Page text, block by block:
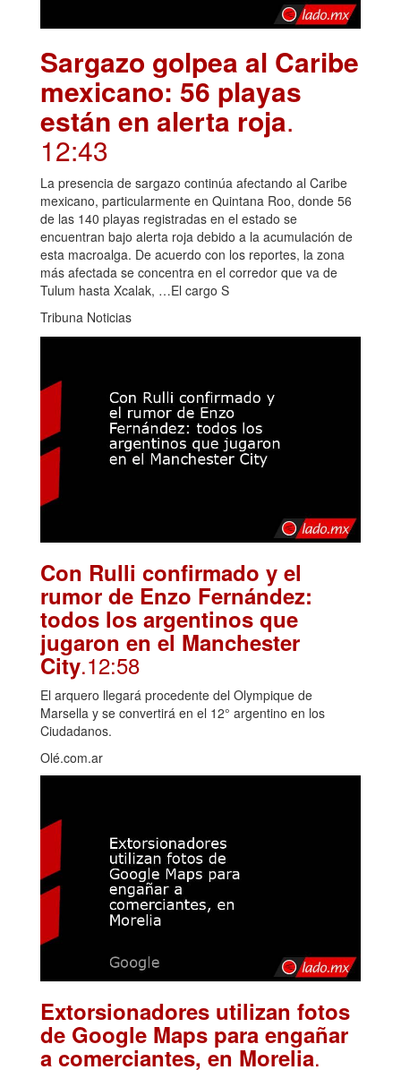
Sargazo golpea al Caribe
mexicano: 56 playas
están en alerta roja.
12:43
La presencia de sargazo continúa afectando al Caribe
mexicano, particularmente en Quintana Roo, donde 56
de las 140 playas registradas en el estado se
encuentran bajo alerta roja debido a la acumulación de
esta macroalga. De acuerdo con los reportes, la zona
más afectada se concentra en el corredor que va de
Tulum hasta Xcalak, …El cargo S
Tribuna Noticias
Con Rulli confirmado y el
rumor de Enzo Fernández:
todos los argentinos que
jugaron en el Manchester
City.12:58
El arquero llegará procedente del Olympique de
Marsella y se convertirá en el 12° argentino en los
Ciudadanos.
Olé.com.ar
Extorsionadores utilizan fotos
de Google Maps para engañar
a comerciantes, en Morelia.